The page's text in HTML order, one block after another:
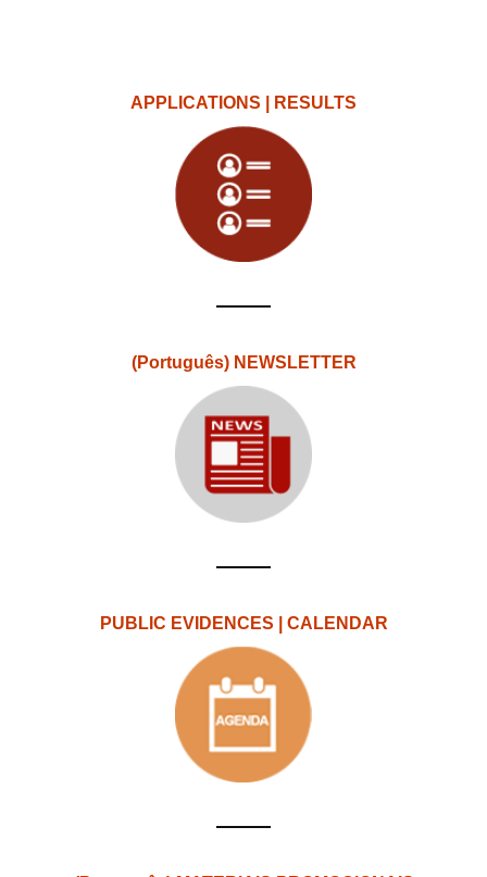
APPLICATIONS | RESULTS
(Português) NEWSLETTER
PUBLIC EVIDENCES | CALENDAR